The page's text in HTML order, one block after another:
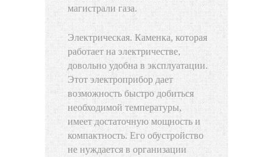
магистрали газа.
Электрическая. Каменка, которая
работает на электричестве,
довольно удобна в эксплуатации.
Этот электроприбор дает
возможность быстро добиться
необходимой температуры,
имеет достаточную мощность и
компактность. Его обустройство
не нуждается в организации